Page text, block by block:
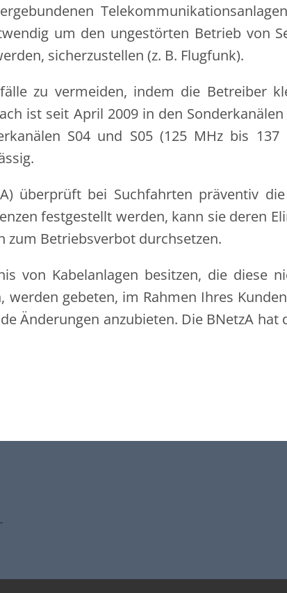
um den ungestörten Betrieb von
sicherzustellen (z. B. Flugfunk).
zu vermeiden, indem die Betreiber
ist seit April 2009 in den
S04 und S05 (125 MHz bis
überprüft bei Suchfahrten präventiv
festgestellt werden, kann sie deren
zum Betriebsverbot durchsetzen.
von Kabelanlagen besitzen, die diese
werden gebeten, im Rahmen Ihres
Änderungen anzubieten. Die BNetzA hat